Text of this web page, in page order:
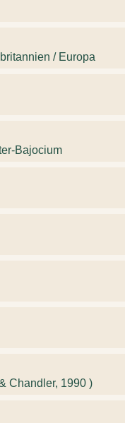
/ Europa
Bajocium
Chandler, 1990 )